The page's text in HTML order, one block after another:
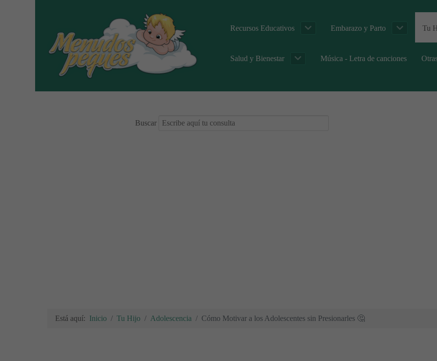
Recursos Educativos Embarazo y Parto Tu
Salud y Bienestar Música - Letra de canciones
Buscar
Está aquí: Inicio Tu Hijo Adolescencia Cómo Motivar a los Adolescentes sin Presionarles 🤔